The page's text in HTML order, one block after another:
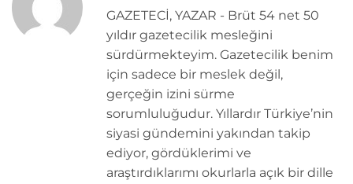
GAZETECİ, YAZAR - Brüt 54 net 50
yıldır gazetecilik mesleğini
sürdürmekteyim. Gazetecilik benim
için sadece bir meslek değil,
gerçeğin izini sürme
sorumluluğudur. Yıllardır Türkiye’nin
siyasi gündemini yakından takip
ediyor, gördüklerimi ve
araştırdıklarımı okurlarla açık bir dille